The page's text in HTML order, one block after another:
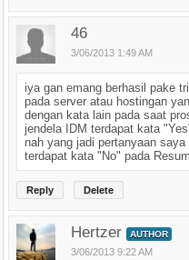
46
3/06/2013 1:49 AM
iya gan emang berhasil pake
pada server atau hostingan
dengan kata lain pada saat
jendela IDM terdapat kata
nah yang jadi pertanyaan
terdapat kata "No" pada
Reply Delete
Hertzer AUTHOR
3/06/2013 9:22 AM